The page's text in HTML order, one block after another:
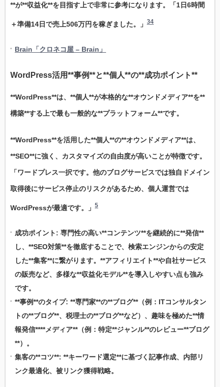
**が**収益化**を目指す上で非常に参考になります。「1日6時間
＋準備14日で売上506万円を稼ぎました。」 34
Brain「クロネコ屋 – Brain」
WordPress活用**事例**と**個人**の**成功ポイント**
**WordPress**は、**個人**が本格的な**オウンドメディア**を**
構築**する上で最も一般的な**プラットフォーム**です。
**WordPress**を活用した**個人**の**オウンドメディア**は、
**SEO**に強く、カスタマイズの自由度が高いことが特徴です。
「ワードプレス一択です。他のブログサービスでは独自ドメイン
取得後にサービス停止のリスクがあるため、個人運営では
WordPressが最適です。」 5
成功ポイント: 専門性の高い**コンテンツ**を継続的に**発信**
し、**SEO対策**を徹底することで、検索エンジンからの安定
した**集客**に繋がります。**アフィリエイト**や自社サービス
の販売など、多様な**収益化モデル**を導入しやすい点も強み
です。
**事例**のタイプ: **専門家**の**ブログ**（例：ITコンサルタン
トの**ブログ**、税理士の**ブログ**など）、趣味を極めた**情
報発信****メディア**（例：特定**ジャンル**のレビュー**ブログ
**）。
集客の**コツ**: **キーワード選定**に基づく記事作成、内部リ
ンク最適化、被リンク獲得戦略。